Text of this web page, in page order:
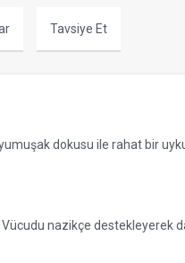
Tavsiye Et
yumuşak dokusu ile rahat bir
nazikçe